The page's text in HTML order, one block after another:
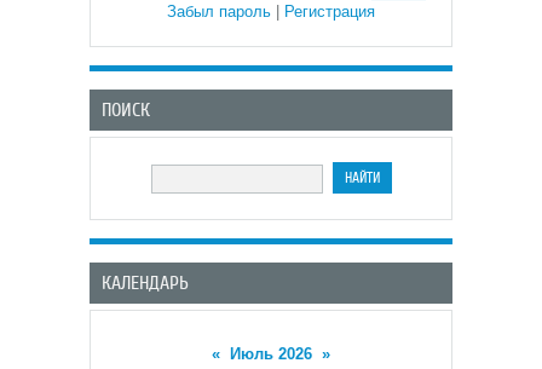
Забыл пароль
Регистрация
ПОИСК
КАЛЕНДАРЬ
« Июль 2026 »